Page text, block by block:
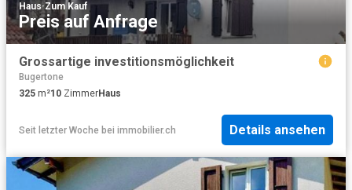
Haus·Zum Kauf
Preis auf Anfrage
Grossartige investitionsmöglichkeit
Bugertone
325 m²10 ZimmerHaus
Seit letzter Woche bei immobilier.ch Details ansehen